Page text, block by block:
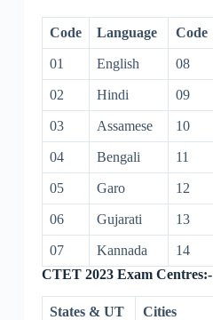
Code Language Code
01 English 08
02 Hindi 09
03 Assamese 10
04 Bengali 11
05 Garo 12
06 Gujarati 13
07 Kannada 14
CTET 2023 Exam Centres:-
States & UT Cities